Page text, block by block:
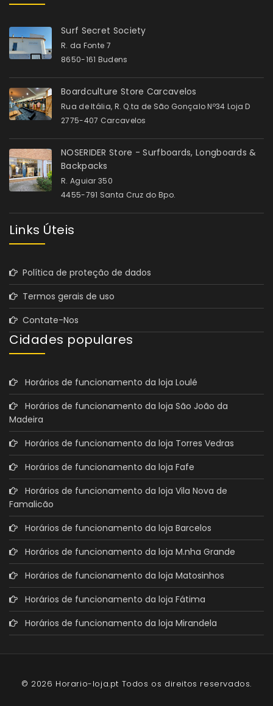
Surf Secret Society
R. da Fonte 7
8650-161 Budens
Boardculture Store Carcavelos
Rua de Itália, R. Q.ta de São Gonçalo Nº34 Loja D
2775-407 Carcavelos
NOSERIDER Store - Surfboards, Longboards &
Backpacks
R. Aguiar 350
4455-791 Santa Cruz do Bpo.
Links Úteis
Política de proteção de dados
Termos gerais de uso
Contate-Nos
Cidades populares
Horários de funcionamento da loja Loulé
Horários de funcionamento da loja São João da
Madeira
Horários de funcionamento da loja Torres Vedras
Horários de funcionamento da loja Fafe
Horários de funcionamento da loja Vila Nova de
Famalicão
Horários de funcionamento da loja Barcelos
Horários de funcionamento da loja M.nha Grande
Horários de funcionamento da loja Matosinhos
Horários de funcionamento da loja Fátima
Horários de funcionamento da loja Mirandela
© 2026 Horario-loja.pt Todos os direitos reservados.